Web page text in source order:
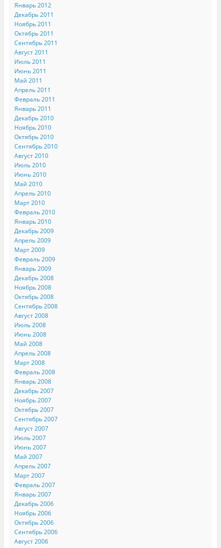
Январь 2012
Декабрь 2011
Ноябрь 2011
Октябрь 2011
Сентябрь 2011
Август 2011
Июль 2011
Июнь 2011
Май 2011
Апрель 2011
Февраль 2011
Январь 2011
Декабрь 2010
Ноябрь 2010
Октябрь 2010
Сентябрь 2010
Август 2010
Июль 2010
Июнь 2010
Май 2010
Апрель 2010
Март 2010
Февраль 2010
Январь 2010
Декабрь 2009
Апрель 2009
Март 2009
Февраль 2009
Январь 2009
Декабрь 2008
Ноябрь 2008
Октябрь 2008
Сентябрь 2008
Август 2008
Июль 2008
Июнь 2008
Май 2008
Апрель 2008
Март 2008
Февраль 2008
Январь 2008
Декабрь 2007
Ноябрь 2007
Октябрь 2007
Сентябрь 2007
Август 2007
Июль 2007
Июнь 2007
Май 2007
Апрель 2007
Март 2007
Февраль 2007
Январь 2007
Декабрь 2006
Ноябрь 2006
Октябрь 2006
Сентябрь 2006
Август 2006